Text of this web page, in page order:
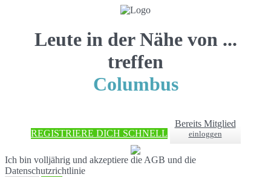
Leute in der Nähe von ...
treffen
Columbus
REGISTRIERE DICH SCHNELL
Bereits Mitglied
einloggen
Ich bin volljährig und akzeptiere die AGB und die
Datenschutzrichtlinie